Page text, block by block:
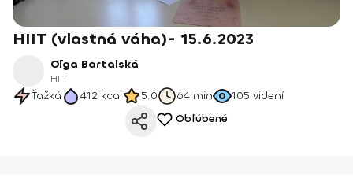
HIIT (vlastná váha)- 15.6.2023
Oľga Bartalská
HIIT
Ťažká 412 kcal 5.0 64 min 105 videní
Obľúbené